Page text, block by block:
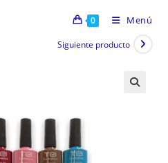
0 Menú
Siguiente producto